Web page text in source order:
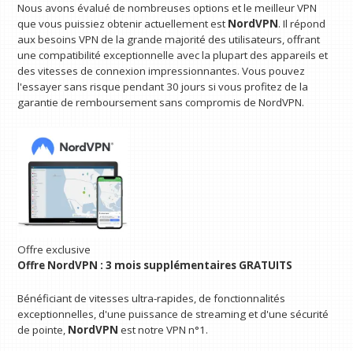
Nous avons évalué de nombreuses options et le meilleur VPN
que vous puissiez obtenir actuellement est NordVPN. Il répond
aux besoins VPN de la grande majorité des utilisateurs, offrant
une compatibilité exceptionnelle avec la plupart des appareils et
des vitesses de connexion impressionnantes. Vous pouvez
l'essayer sans risque pendant 30 jours si vous profitez de la
garantie de remboursement sans compromis de NordVPN.
Offre exclusive
Offre NordVPN : 3 mois supplémentaires GRATUITS
Bénéficiant de vitesses ultra-rapides, de fonctionnalités
exceptionnelles, d'une puissance de streaming et d'une sécurité
de pointe, NordVPN est notre VPN n°1.